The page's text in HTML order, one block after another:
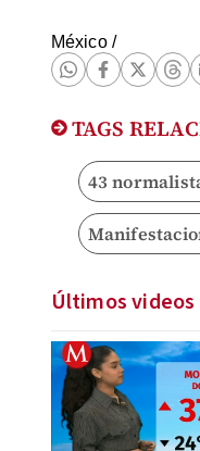
México/
TAGS
43
Últimos videos